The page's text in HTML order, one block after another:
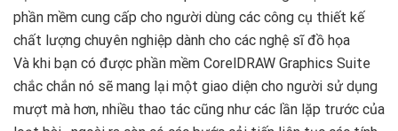
phần mềm cung cấp cho người dùng các công cụ thiết kế
chất lượng chuyên nghiệp dành cho các nghệ sĩ đồ họa
Và khi bạn có được phần mềm CorelDRAW Graphics Suite
chắc chắn nó sẽ mang lại một giao diện cho người sử dụng
mượt mà hơn, nhiều thao tác cũng như các lần lặp trước của